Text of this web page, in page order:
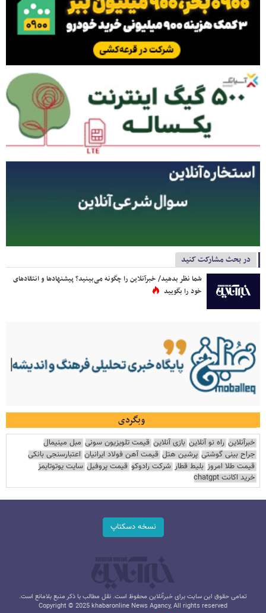
در بحث مشارکت کنید
شما نظر بدهید/ خبرآنلاین را چگونه می‌بینید؟ پیشنهادها و انتقادهای
خود را بگویید
وبگردی
خبرآنلاین راه نو آنلاین بازی آنلاین قیمت تلویزیون سونی مبل مینیمال
جراح بینی گوشتی پرشین هتل قیمت آهن فولاد ایرانیان اعتبارسنجی بانکی
قیمت طلا امروز بلیط قطار شرکت رادوکو قیمت پروفیل سایت یوتوتایمز
خرید اکانت chatgpt
نسخه دسکتاپ
تمامی حقوق این سایت برای خبرآنلاین محفوظ است. نقل مطالب با ذکر منبع بلامانع است.
Copyright © 2025 khabaronline News Agancy, All rights reserved